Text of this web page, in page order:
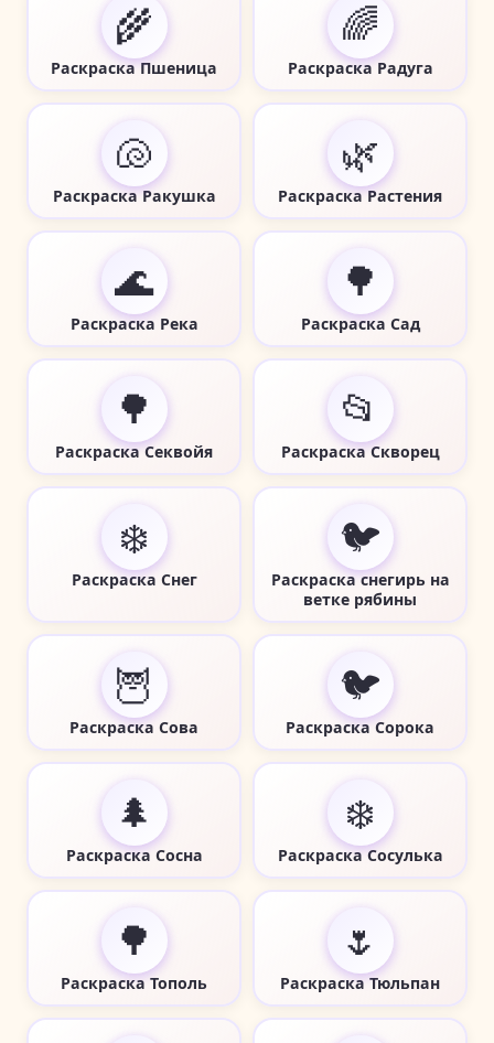
🌾
Раскраска Пшеница
🌈
Раскраска Радуга
🐚
Раскраска Ракушка
🌿
Раскраска Растения
🌊
Раскраска Река
🌳
Раскраска Сад
🌳
Раскраска Секвойя
📂
Раскраска Скворец
❄️
Раскраска Снег
🐦
Раскраска снегирь на
ветке рябины
🦉
Раскраска Сова
🐦
Раскраска Сорока
🌲
Раскраска Сосна
❄️
Раскраска Сосулька
🌳
Раскраска Тополь
🌷
Раскраска Тюльпан